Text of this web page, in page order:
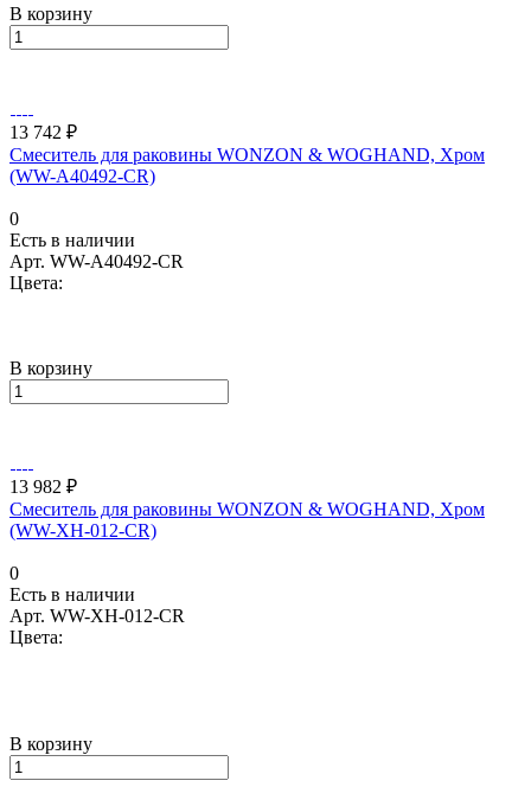
В корзину
13 742 ₽
Смеситель для раковины WONZON & WOGHAND, Хром
(WW-A40492-CR)
0
Есть в наличии
Арт. WW-A40492-CR
Цвета:
В корзину
13 982 ₽
Смеситель для раковины WONZON & WOGHAND, Хром
(WW-XH-012-CR)
0
Есть в наличии
Арт. WW-XH-012-CR
Цвета:
В корзину